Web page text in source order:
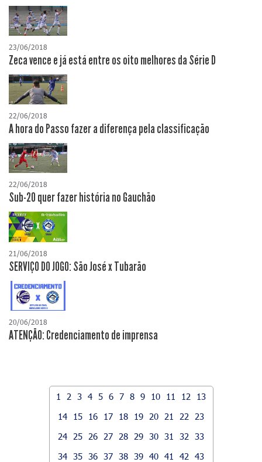
23/06/2018
Zeca vence e já está entre os oito melhores da Série D
22/06/2018
A hora do Passo fazer a diferença pela classificação
22/06/2018
Sub-20 quer fazer história no Gauchão
21/06/2018
SERVIÇO DO JOGO: São José x Tubarão
20/06/2018
ATENÇÃO: Credenciamento de imprensa
1 2 3 4 5 6 7 8 9 10 11 12
13
14
15 16 17 18 19 20 21 22
23
24
25 26 27 28 29 30 31 32
33
34 35 36 37 38 39 40 41 42
43